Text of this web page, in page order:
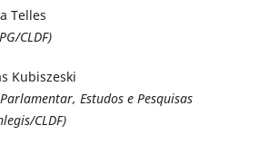
Telles
CLDF)
Kubiszeski
Estudos e Pesquisas
CLDF)